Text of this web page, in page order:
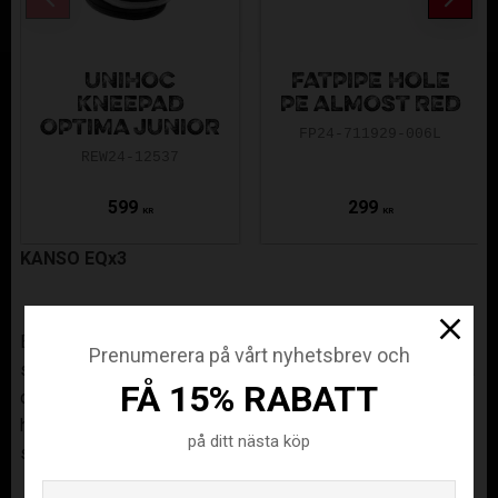
UNIHOC
KNEEPAD
OPTIMA JUNIOR
599 KR
FATPIPE HOLE
PE ALMOST RED
299 KR
KANSO EQx3
EQ-integrerad "shank unit" skapar perfekt vridstyvhet för
stabilitet i dina snabba sidledsrörelser. För att komplettera
den nedre vridstyva skaftenheten finns en skräddarsydd
hälkappa, noggrant utformad för att ge passform och
stabilitet för bakfoten.
Prenumerera på vårt nyhetsbrev och
FÅ 15% RABATT
på ditt nästa köp